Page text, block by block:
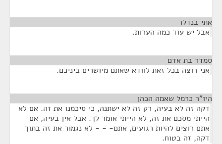
אתי בנדלר
אבל יש עוד כמה הערות.
סמדר בת אדם
אני רוצה בכל זאת לוודא שאתם מיושרים ביניכם.
היו"ר כרמל שאמה הכהן
דקה זה לא בעיה, רק זה לא ישתנה, כי סיכמנו את זה. אם לא
הייתי מסכם את זה, לא הייתי אומר לך. אבל אין בעיה, אם
אתם רוצים להיות רגועים, אתם- - - לא נגמור את זה בתוך
דקה, זה בטוח.